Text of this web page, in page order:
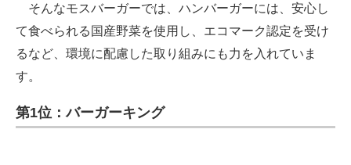
そんなモスバーガーでは、ハンバーガーには、安心し
て食べられる国産野菜を使用し、エコマーク認定を受け
るなど、環境に配慮した取り組みにも力を入れていま
す。
第1位：バーガーキング